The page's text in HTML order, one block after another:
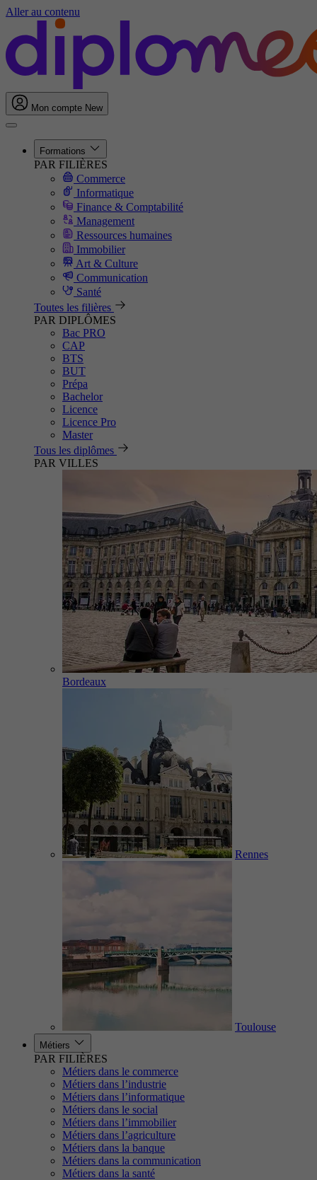
Aller au contenu
Mon compte New
Formations
PAR FILIÈRES
Commerce
Informatique
Finance & Comptabilité
Management
Ressources humaines
Immobilier
Art & Culture
Communication
Santé
Toutes les filières
PAR DIPLÔMES
Bac PRO
CAP
BTS
BUT
Prépa
Bachelor
Licence
Licence Pro
Master
Tous les diplômes
PAR VILLES
Bordeaux
Rennes
Toulouse
Métiers
PAR FILIÈRES
Métiers dans le commerce
Métiers dans l’industrie
Métiers dans l’informatique
Métiers dans le social
Métiers dans l’immobilier
Métiers dans l’agriculture
Métiers dans la banque
Métiers dans la communication
Métiers dans la santé